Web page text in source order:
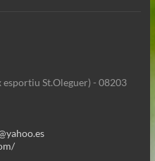
St.Oleguer) - 08203